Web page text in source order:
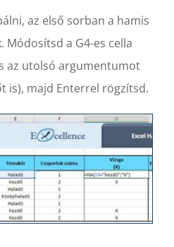
az első sorban a hamis
Módosítsd a G4-es cella
az utolsó argumentumot
is), majd Enterrel rögzítsd.